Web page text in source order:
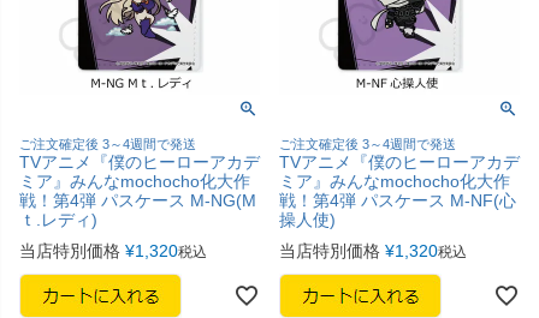
ご注文確定後 3～4週間で発送
TVアニメ『僕のヒーローアカデ
ミア』みんなmochocho化大作
戦！第4弾 パスケース M-NG(M
ｔ.レディ)
当店特別価格 ¥1,320税込
ご注文確定後 3～4週間で発送
TVアニメ『僕のヒーローアカデ
ミア』みんなmochocho化大作
戦！第4弾 パスケース M-NF(心
操人使)
当店特別価格 ¥1,320税込